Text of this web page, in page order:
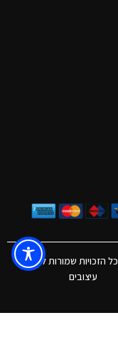
©2026 כל הזכויות שמורות לטימבר
עיצובים